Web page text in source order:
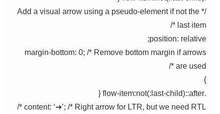
/* Add a visual arrow using a pseudo-element if not the
last item */
position: relative;
margin-bottom: 0; /* Remove bottom margin if arrows
are used */
}
.flow-item:not(:last-child)::after {
content: ‘➔’; /* Right arrow for LTR, but we need RTL */